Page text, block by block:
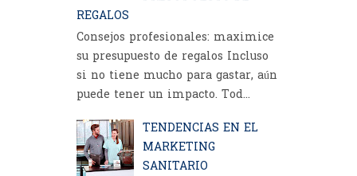
REGALOS
Consejos profesionales: maximice
su presupuesto de regalos Incluso
si no tiene mucho para gastar, aún
puede tener un impacto. Tod...
TENDENCIAS EN EL
MARKETING
SANITARIO